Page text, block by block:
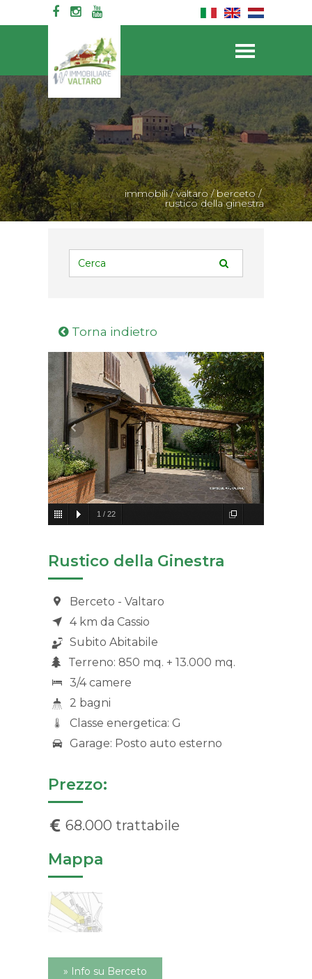
immobili/valtaro/berceto/
rustico della ginestra
Torna indietro
1 / 22
Rustico della Ginestra
Berceto - Valtaro
4 km da Cassio
Subito Abitabile
Terreno: 850 mq. + 13.000 mq.
3/4 camere
2 bagni
Classe energetica: G
Garage: Posto auto esterno
Prezzo:
68.000 trattabile
Mappa
» Info su Berceto